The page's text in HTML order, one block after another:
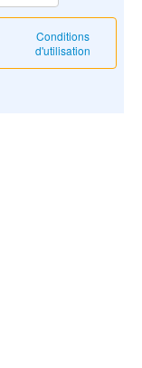
Conditions
d'utilisation